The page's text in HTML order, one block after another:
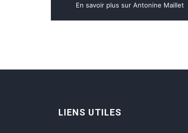
En savoir plus sur Antonine Maillet
LIENS UTILES